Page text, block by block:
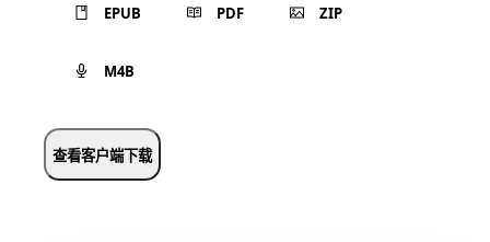
EPUB PDF ZIP
M4B
查看客户端下载